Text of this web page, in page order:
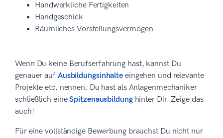
Handwerkliche Fertigkeiten
Handgeschick
Räumliches Vorstellungsvermögen
Wenn Du keine Berufserfahrung hast, kannst Du
genauer auf Ausbildungsinhalte eingehen und relevante
Projekte etc. nennen. Du hast als Anlagenmechaniker
schließlich eineSpitzenausbildunghinter Dir. Zeige das
auch!
Für eine vollständige Bewerbung brauchst Du nicht nur